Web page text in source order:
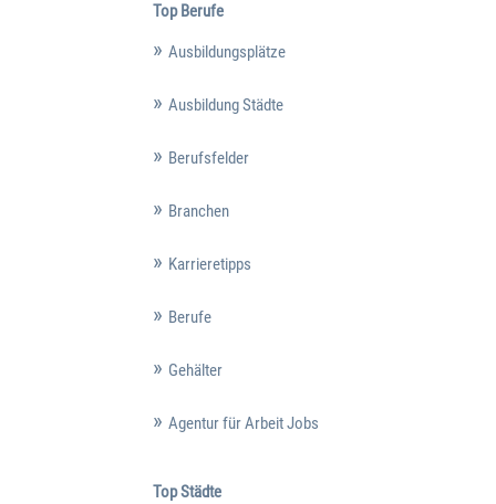
Top Berufe
Ausbildungsplätze
Ausbildung Städte
Berufsfelder
Branchen
Karrieretipps
Berufe
Gehälter
Agentur für Arbeit Jobs
Top Städte